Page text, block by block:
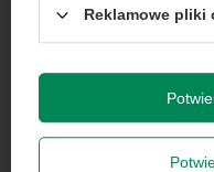
Marka
obejmuje
na potrzeby
Reklamowe pliki